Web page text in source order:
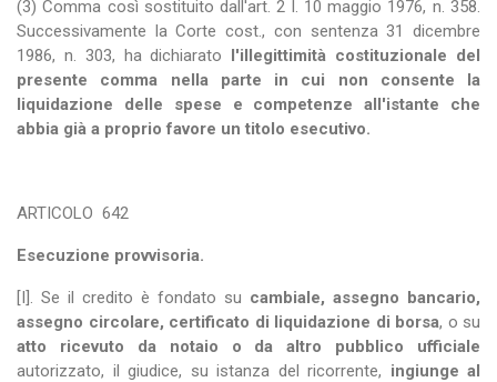
(3) Comma così sostituito dall'art. 2 l. 10 maggio 1976, n. 358.
Successivamente la Corte cost., con sentenza 31 dicembre
1986, n. 303, ha dichiarato l'illegittimità costituzionale del
presente comma nella parte in cui non consente la
liquidazione delle spese e competenze all'istante che
abbia già a proprio favore un titolo esecutivo.
ARTICOLO 642
Esecuzione provvisoria.
[I]. Se il credito è fondato su cambiale, assegno bancario,
assegno circolare, certificato di liquidazione di borsa, o su
atto ricevuto da notaio o da altro pubblico ufficiale
autorizzato, il giudice, su istanza del ricorrente, ingiunge al